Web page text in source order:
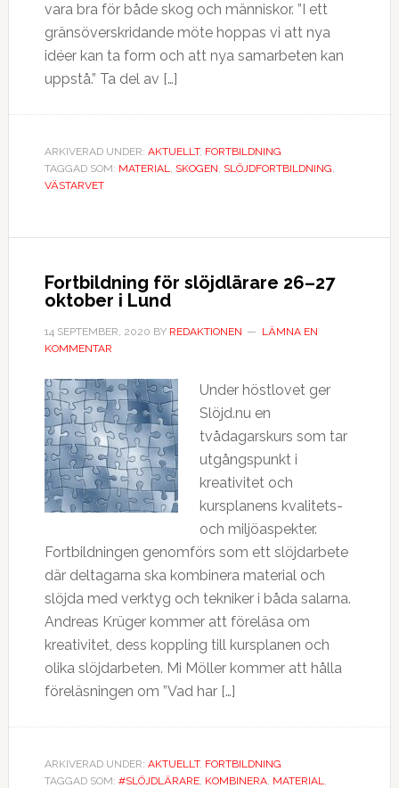
vara bra för både skog och människor. ”I ett
gränsöverskridande möte hoppas vi att nya
idéer kan ta form och att nya samarbeten kan
uppstå.” Ta del av […]
ARKIVERAD UNDER: AKTUELLT, FORTBILDNING
TAGGAD SOM: MATERIAL, SKOGEN, SLÖJDFORTBILDNING,
VÄSTARVET
Fortbildning för slöjdlärare 26–27
oktober i Lund
14 SEPTEMBER, 2020 BY REDAKTIONEN
LÄMNA EN
KOMMENTAR
Under höstlovet ger
Slöjd.nu en
tvådagarskurs som tar
utgångspunkt i
kreativitet och
kursplanens kvalitets-
och miljöaspekter.
Fortbildningen genomförs som ett slöjdarbete
där deltagarna ska kombinera material och
slöjda med verktyg och tekniker i båda salarna.
Andreas Krüger kommer att föreläsa om
kreativitet, dess koppling till kursplanen och
olika slöjdarbeten. Mi Möller kommer att hålla
föreläsningen om ”Vad har […]
ARKIVERAD UNDER: AKTUELLT, FORTBILDNING
TAGGAD SOM: #SLÖJDLÄRARE, KOMBINERA, MATERIAL,